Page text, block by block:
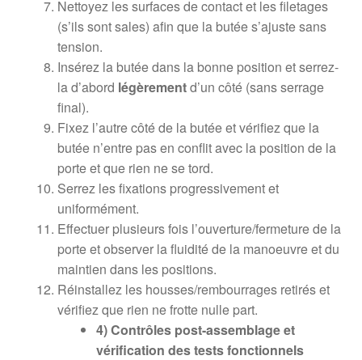
Nettoyez les surfaces de contact et les filetages
(s’ils sont sales) afin que la butée s’ajuste sans
tension.
Insérez la butée dans la bonne position et serrez-
la d’abord légèrementd’un côté (sans serrage
final).
Fixez l’autre côté de la butée et vérifiez que la
butée n’entre pas en conflit avec la position de la
porte et que rien ne se tord.
Serrez les fixations progressivement et
uniformément.
Effectuer plusieurs fois l’ouverture/fermeture de la
porte et observer la fluidité de la manoeuvre et du
maintien dans les positions.
Réinstallez les housses/rembourrages retirés et
vérifiez que rien ne frotte nulle part.
4) Contrôles post-assemblage et
vérification des tests fonctionnels